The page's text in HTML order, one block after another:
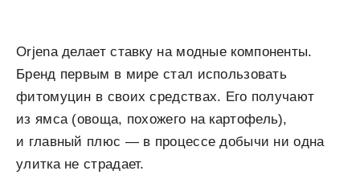
Orjena делает ставку на модные компоненты.
Бренд первым в мире стал использовать
фитомуцин в своих средствах. Его получают
из ямса (овоща, похожего на картофель),
и главный плюс — в процессе добычи ни одна
улитка не страдает.